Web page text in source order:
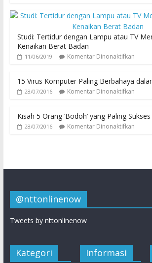
Studi: Tertidur dengan Lampu atau TV
Kenaikan Berat Badan
11/06/2019 Komentar Dinonaktifkan
15 Virus Komputer Paling Berbahaya
28/07/2016 Komentar Dinonaktifkan
Kisah 5 Orang ‘Bodoh’ yang Paling
28/07/2016 Komentar Dinonaktifkan
@nttonlinenow
Tweets by nttonlinenow
Kategori Informasi